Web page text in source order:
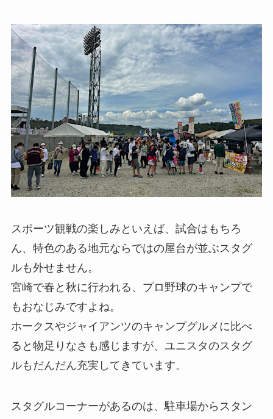
スポーツ観戦の楽しみといえば、試合はもちろ
ん、特色のある地元ならではの屋台が並ぶスタグ
ルも外せません。
宮崎で春と秋に行われる、プロ野球のキャンプで
もおなじみですよね。
ホークスやジャイアンツのキャンプグルメに比べ
ると物足りなさも感じますが、ユニスタのスタグ
ルもだんだん充実してきています。
スタグルコーナーがあるのは、駐車場からスタン